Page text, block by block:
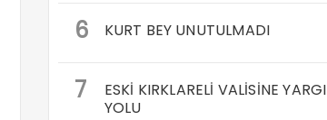
6 KURT BEY UNUTULMADI
7
ESKİ KIRKLARELİ VALİSİNE YARGI
YOLU